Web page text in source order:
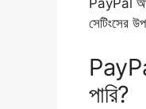
PayPal
সেটিংসের
পারি?